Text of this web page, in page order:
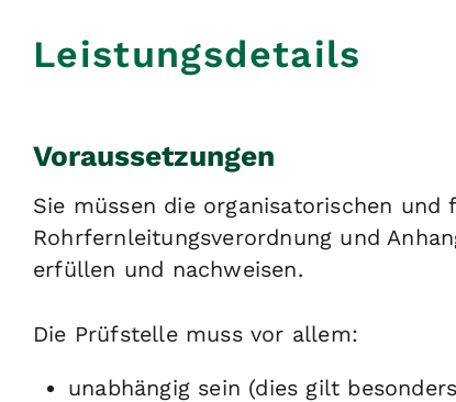
Leistungsdetails
Voraussetzungen
Sie müssen die organisatorischen
Rohrfernleitungsverordnung und
erfüllen und nachweisen.
Die Prüfstelle muss vor allem:
unabhängig sein (dies gilt